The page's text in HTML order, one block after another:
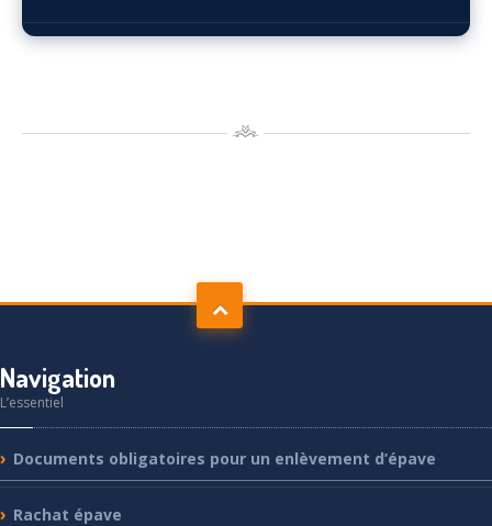
Navigation
L’essentiel
Documents obligatoires pour un enlèvement d’épave
Rachat épave